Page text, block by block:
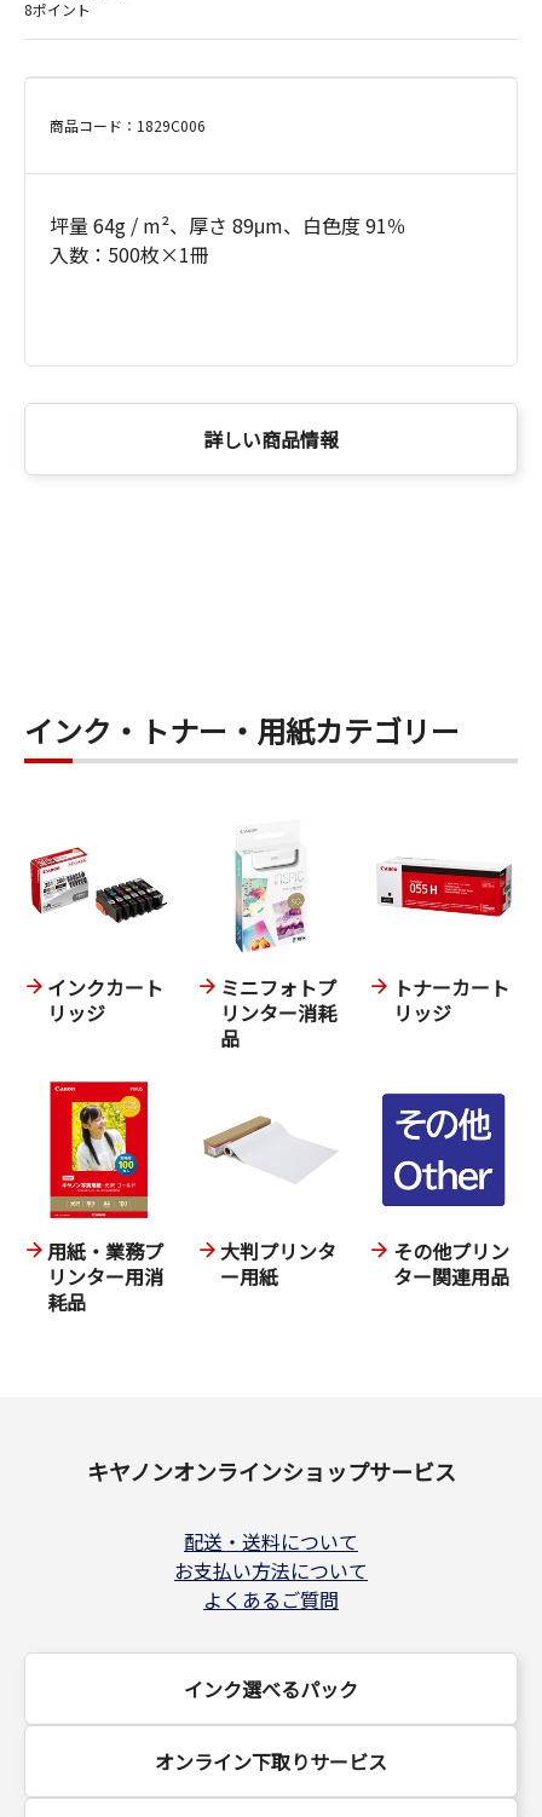
8ポイント
商品コード：1829C006
坪量 64g / m²、厚さ 89μm、白色度 91％
入数：500枚×1冊
詳しい商品情報
インク・トナー・用紙カテゴリー
インクカート
リッジ
ミニフォトプ
リンター消耗
品
トナーカート
リッジ
用紙・業務プ
リンター用消
耗品
大判プリンタ
ー用紙
その他プリン
ター関連用品
キヤノンオンラインショップサービス
配送・送料について
お支払い方法について
よくあるご質問
インク選べるパック
オンライン下取りサービス